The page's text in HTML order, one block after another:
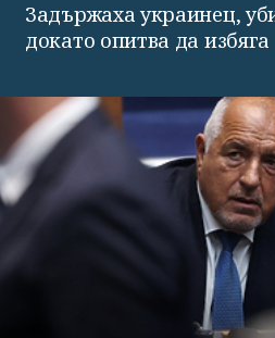
Задържаха украинец,
докато опитва да избяга